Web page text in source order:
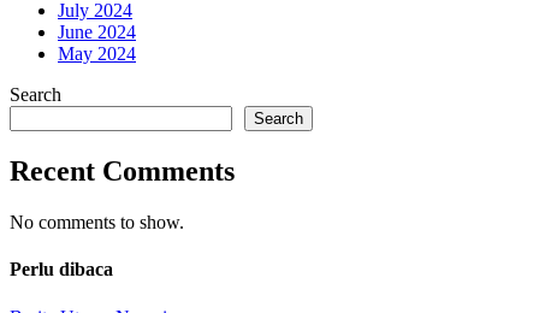
July 2024
June 2024
May 2024
Search
Search
Recent Comments
No comments to show.
Perlu dibaca